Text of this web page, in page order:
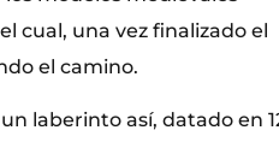
cual, una vez finalizado el
el camino.
laberinto así, datado en